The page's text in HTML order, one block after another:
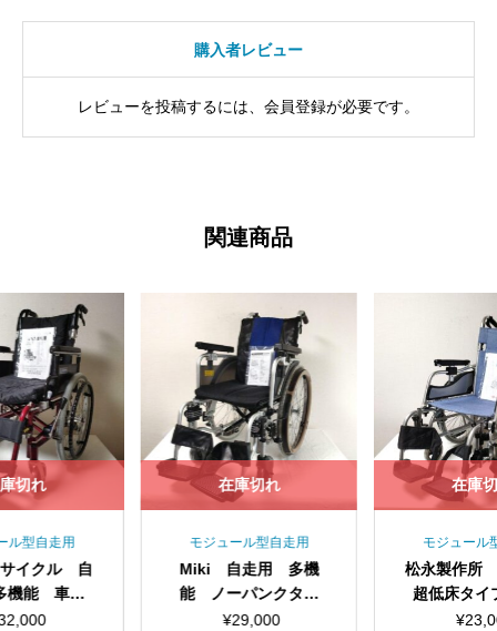
購入者レビュー
レビューを投稿するには、会員登録が必要です。
関連商品
ル型自走用
イクル 自
機能 車椅
40B
切れ
モジュール型自走用
Miki 自走用 多機
能 ノーパンクタイ
ヤ 車椅子 skt-1000
¥29,000
在庫切れ
モジュール
松永製作
超低床タ
能 車椅子
¥
在庫